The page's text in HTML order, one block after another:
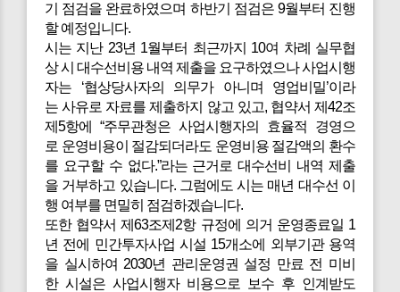
기 점검을 완료하였으며 하반기 점검은 9월부터 진행
할 예정입니다.
시는 지난 23년 1월부터 최근까지 10여 차례 실무협
상 시 대수선비용 내역 제출을 요구하였으나 사업시행
자는 ‘협상당사자의 의무가 아니며 영업비밀’이라
는 사유로 자료를 제출하지 않고 있고, 협약서 제42조
제5항에 “주무관청은 사업시행자의 효율적 경영으
로 운영비용이 절감되더라도 운영비용 절감액의 환수
를 요구할 수 없다.”라는 근거로 대수선비 내역 제출
을 거부하고 있습니다. 그럼에도 시는 매년 대수선 이
행 여부를 면밀히 점검하겠습니다.
또한 협약서 제63조제2항 규정에 의거 운영종료일 1
년 전에 민간투자사업 시설 15개소에 외부기관 용역
을 실시하여 2030년 관리운영권 설정 만료 전 미비
한 시설은 사업시행자 비용으로 보수 후 인계받도